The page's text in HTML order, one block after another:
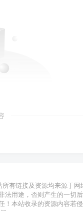
有链接及资源均来源于
法用途，否则产生的一切
！本站收录的资源内容若